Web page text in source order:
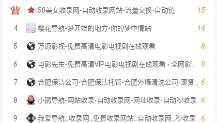
58美女收录网-自动收录网站-流量交换-自动链 15
4 樱花导航-梦开始的地方-你的梦中情站 14
5 万源影视-免费高清电影电视剧在线观看 8
6 8
7 6
8 小鹅导航-网站收录-自动收录网-网址收录-自动秒收录 6
9 我爱导航_收录网_免费收录网站_自动收录网_秒收录 6